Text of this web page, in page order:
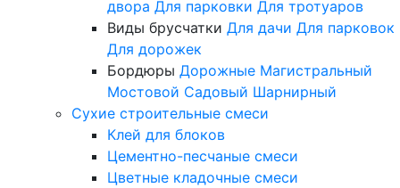
двора Для парковки Для тротуаров
Виды брусчатки Для дачи Для парковок
Для дорожек
Бордюры Дорожные Магистральный
Мостовой Садовый Шарнирный
Сухие строительные смеси
Клей для блоков
Цементно-песчаные смеси
Цветные кладочные смеси